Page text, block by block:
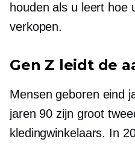
houden als u leert hoe
verkopen.
Gen Z leidt de
Mensen geboren eind
jaren 90 zijn groot
kledingwinkelaars. In